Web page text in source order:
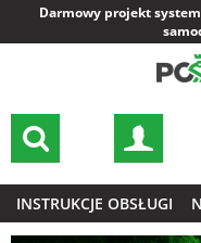
Darmowy projekt
INSTRUKCJE OBSŁUGI